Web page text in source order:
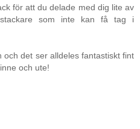
för att du delade med dig lite av
som inte kan få tag i
och det ser alldeles fantastiskt fint
och ute!